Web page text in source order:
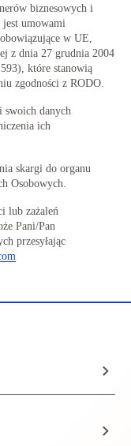
biznesowych i
jest umowami
w UE,
z dnia 27 grudnia 2004
które stanowią
zgodności z RODO.
swoich danych
ich
skargi do organu
Osobowych.
lub zażaleń
Pani/Pan
przesyłając